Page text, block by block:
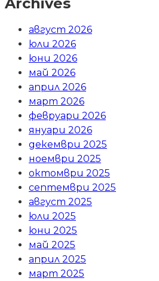
Archives
август 2026
юли 2026
юни 2026
май 2026
април 2026
март 2026
февруари 2026
януари 2026
декември 2025
ноември 2025
октомври 2025
септември 2025
август 2025
юли 2025
юни 2025
май 2025
април 2025
март 2025